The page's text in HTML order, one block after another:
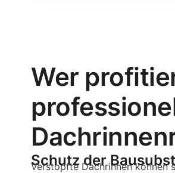
Wer
Schutz der
Verstopfte Dachrinnen können